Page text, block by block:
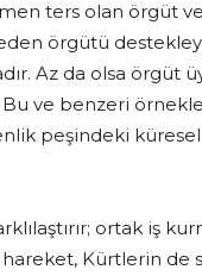
ters olan örgüt
örgütü
Az da olsa örgüt
Bu ve benzeri
peşindeki
ortak iş
Kürtlerin